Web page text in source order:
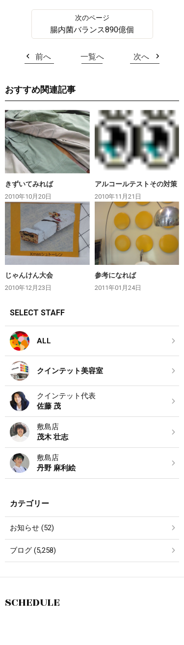
腸内菌バランス890億個
前へ 一覧へ 次へ
おすすめ関連記事
きずいてみれば
2010年10月20日
アルコールテストその対策
2010年11月21日
じゃんけん大会
2010年12月23日
参考になれば
2011年01月24日
SELECT STAFF
ALL
クインテット美容室
クインテット代表
佐藤 茂
敷島店
茂木 壮志
敷島店
丹野 麻利絵
カテゴリー
お知らせ (52)
ブログ (5,258)
SCHEDULE